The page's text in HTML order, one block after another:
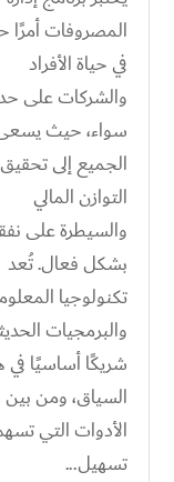
المصروفات أمرًا
في حياة الأفراد
والشركات على
سواء، حيث
الجميع إلى تحقيق
التوازن المالي
والسيطرة على
بشكل فعال. تُعد
تكنولوجيا
والبرمجيات
شريكًا أساسيًا في
السياق، ومن
الأدوات التي
تسهيل...